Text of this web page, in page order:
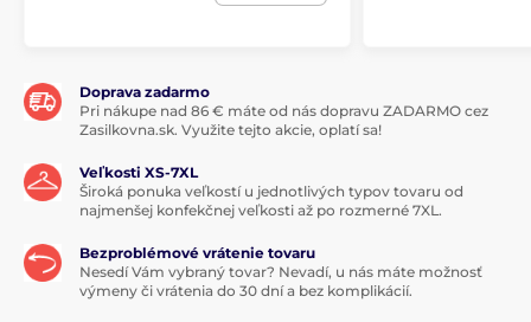
Doprava zadarmo
Pri nákupe nad 86 € máte od nás dopravu ZADARMO cez
Zasilkovna.sk. Využite tejto akcie, oplatí sa!
Veľkosti XS-7XL
Široká ponuka veľkostí u jednotlivých typov tovaru od
najmenšej konfekčnej veľkosti až po rozmerné 7XL.
Bezproblémové vrátenie tovaru
Nesedí Vám vybraný tovar? Nevadí, u nás máte možnosť
výmeny či vrátenia do 30 dní a bez komplikácií.